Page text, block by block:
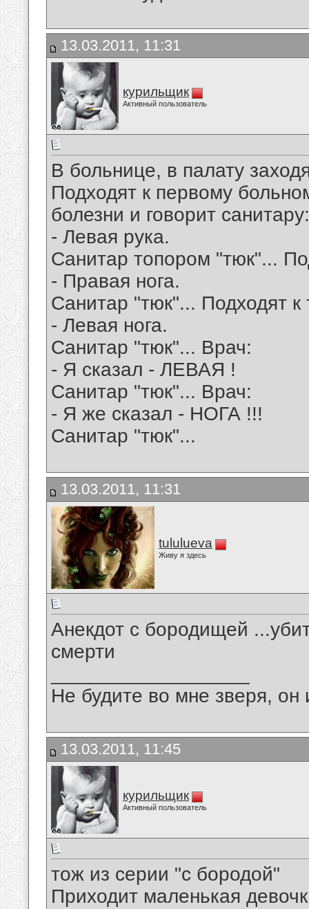
13.03.2011, 11:31
курильщик
Активный пользователь
В больнице, в палату
Подходят к первому
болезни и говорит санитару:
- Левая рука.
Санитар топором "тюк"...
- Правая нога.
Санитар "тюк"... Подходят к
- Левая нога.
Санитар "тюк"... Врач:
- Я сказал - ЛЕВАЯ !
Санитар "тюк"... Врач:
- Я же сказал - НОГА !!!
Санитар "тюк"...
13.03.2011, 11:31
tululueva
Живу я здесь
Анекдот с бородищей
смерти
Не будите во мне зверя, он
13.03.2011, 11:45
курильщик
Активный пользователь
тож из серии "с бородой"
Приходит маленькая